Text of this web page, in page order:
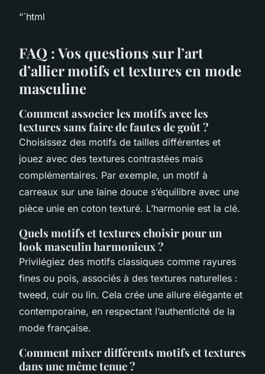
“`html
FAQ : Vos questions sur l’art
d’allier motifs et textures en mode
masculine
Comment associer les motifs avec les
textures sans faire de fautes de goût ?
Choisissez des motifs de tailles différentes et
jouez avec des textures contrastées mais
complémentaires. Par exemple, un motif à
carreaux sur une laine douce s’équilibre avec une
pièce unie en coton texturé. L’harmonie est la clé.
Quels motifs et textures choisir pour un
look masculin harmonieux ?
Privilégiez des motifs classiques comme rayures
fines ou pois, associés à des textures naturelles :
tweed, cuir ou lin. Cela crée une allure élégante et
contemporaine, en respectant l’authenticité de la
mode française.
Comment mixer différents motifs et textures
dans une même tenue ?